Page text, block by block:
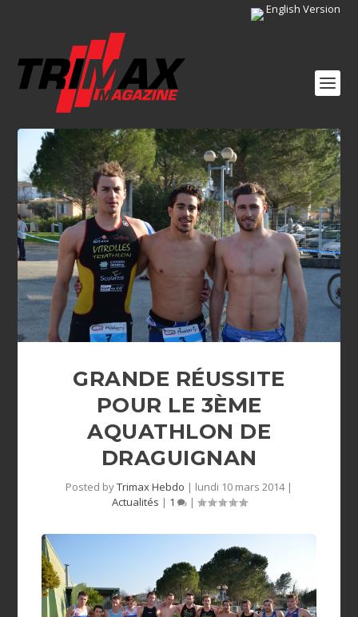
English Version
GRANDE RÉUSSITE
POUR LE 3ÈME
AQUATHLON DE
DRAGUIGNAN
Posted byTrimax Hebdo | lundi 10 mars 2014|
Actualités | 1 |